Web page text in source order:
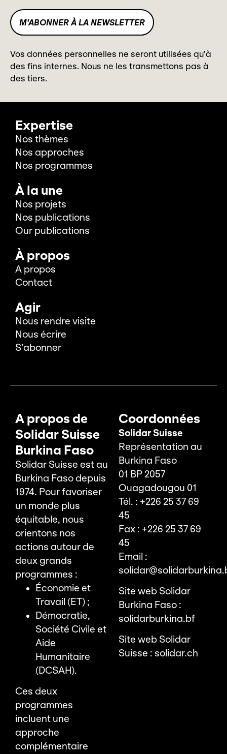
Vos données personnelles ne seront utilisées qu’à
des fins internes. Nous ne les transmettons pas à
des tiers.
Expertise
Nos thèmes
Nos approches
Nos programmes
À la une
Nos projets
Nos publications
Our publications
À propos
A propos
Contact
Agir
Nous rendre visite
Nous écrire
S’abonner
A propos de
Solidar Suisse
Burkina Faso
Solidar Suisse est au
Burkina Faso depuis
1974. Pour favoriser
un monde plus
équitable, nous
orientons nos
actions autour de
deux grands
programmes :
Économie et
Travail (ET) ;
Démocratie,
Société Civile et
Aide
Humanitaire
(DCSAH).
Ces deux
programmes
incluent une
approche
complémentaire
Coordonnées
Solidar Suisse
Représentation au
Burkina Faso
01 BP 2057
Ouagadougou 01
Tél. : +226 25 37 69
45
Fax : +226 25 37 69
45
Email :
Site web Solidar
Burkina Faso :
solidarburkina.bf
Site web Solidar
Suisse : solidar.ch